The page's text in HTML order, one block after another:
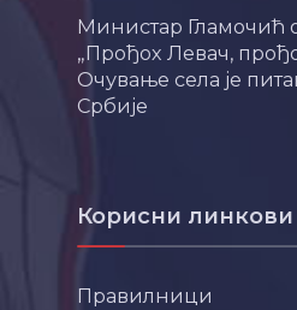
Министар Гламочић
„Прођох Левач,
Очување села је
Србије
Корисни линкови
Правилници